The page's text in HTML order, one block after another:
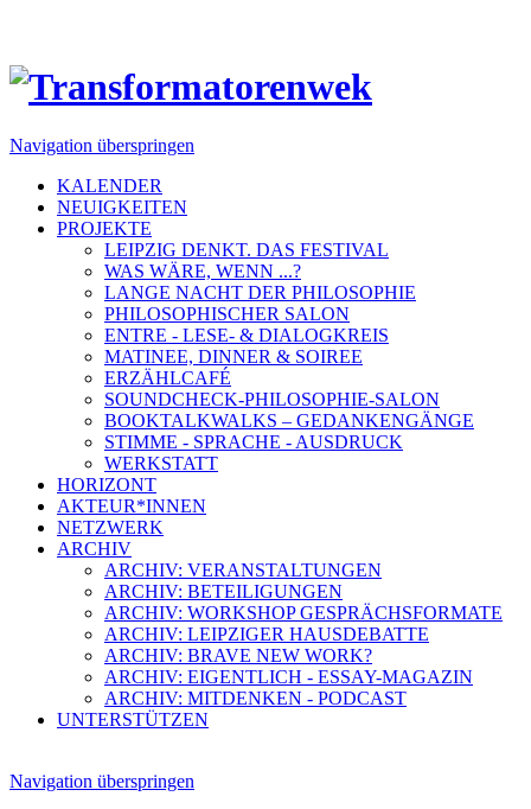
Navigation überspringen
KALENDER
NEUIGKEITEN
PROJEKTE
LEIPZIG DENKT. DAS FESTIVAL
WAS WÄRE, WENN ...?
LANGE NACHT DER PHILOSOPHIE
PHILOSOPHISCHER SALON
ENTRE - LESE- & DIALOGKREIS
MATINEE, DINNER & SOIREE
ERZÄHLCAFÉ
SOUNDCHECK-PHILOSOPHIE-SALON
BOOKTALKWALKS – GEDANKENGÄNGE
STIMME - SPRACHE - AUSDRUCK
WERKSTATT
HORIZONT
AKTEUR*INNEN
NETZWERK
ARCHIV
ARCHIV: VERANSTALTUNGEN
ARCHIV: BETEILIGUNGEN
ARCHIV: WORKSHOP GESPRÄCHSFORMATE
ARCHIV: LEIPZIGER HAUSDEBATTE
ARCHIV: BRAVE NEW WORK?
ARCHIV: EIGENTLICH - ESSAY-MAGAZIN
ARCHIV: MITDENKEN - PODCAST
UNTERSTÜTZEN
Navigation überspringen